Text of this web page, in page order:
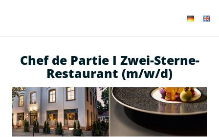
Chef de Partie I Zwei-Sterne-
Restaurant (m/w/d)